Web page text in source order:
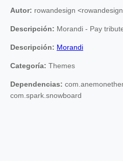
Autor: rowandesign
Descripción: Morandi - Pay
Descripción: Morandi
Categoría: Themes
Dependencias:
com.spark.snowboard